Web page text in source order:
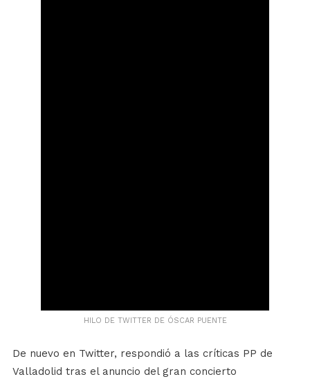
HILO DE TWITTER DE ÓSCAR PUENTE
De nuevo en Twitter, respondió a las críticas PP de
Valladolid tras el anuncio del gran concierto